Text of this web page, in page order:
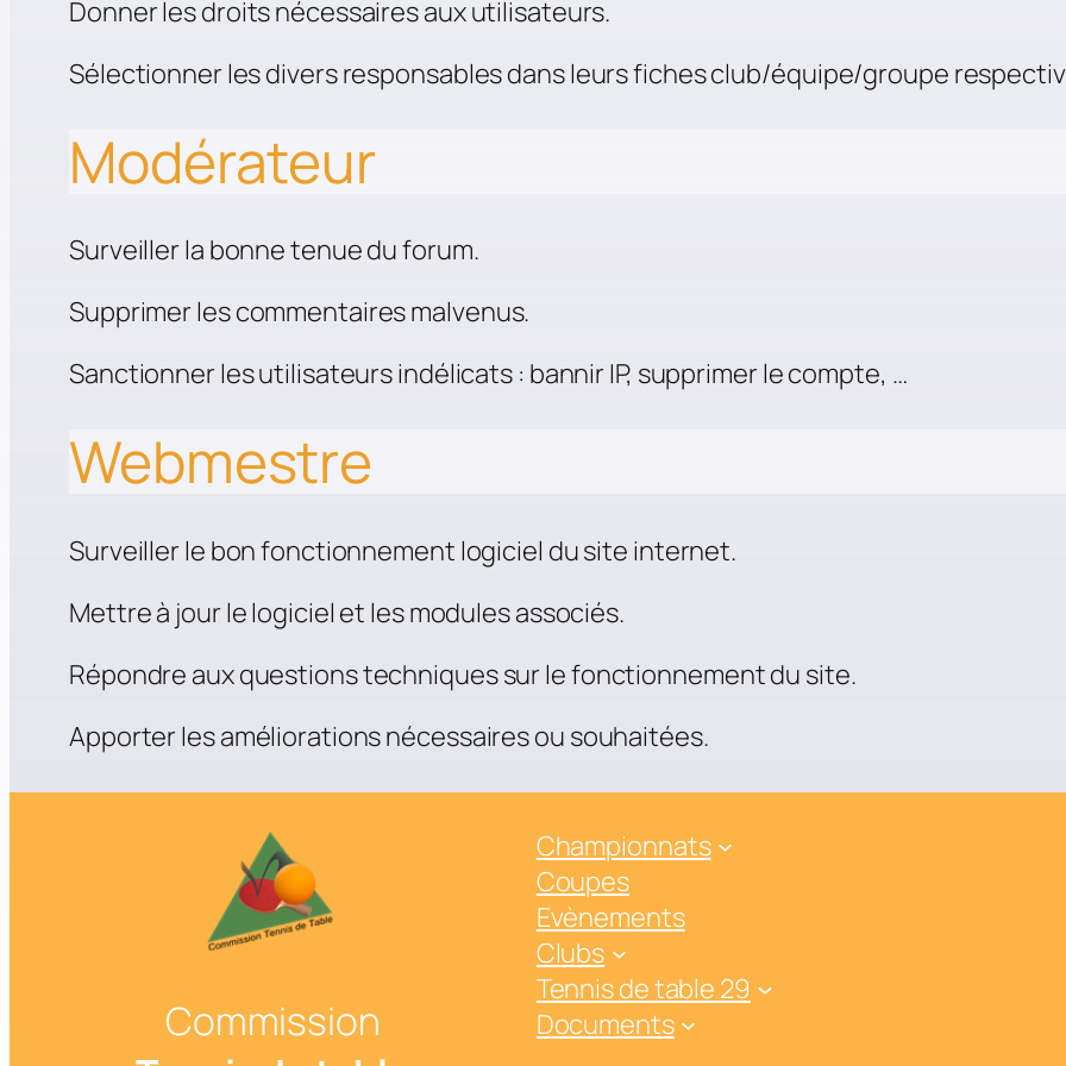
Donner les droits nécessaires aux utilisateurs.
Sélectionner les divers responsables dans leurs fiches club/équipe/groupe
Modérateur
Surveiller la bonne tenue du forum.
Supprimer les commentaires malvenus.
Sanctionner les utilisateurs indélicats : bannir IP, supprimer le compte, …
Webmestre
Surveiller le bon fonctionnement logiciel du site internet.
Mettre à jour le logiciel et les modules associés.
Répondre aux questions techniques sur le fonctionnement du site.
Apporter les améliorations nécessaires ou souhaitées.
Commission
Championnats
Coupes
Evènements
Clubs
Tennis de table 29
Documents